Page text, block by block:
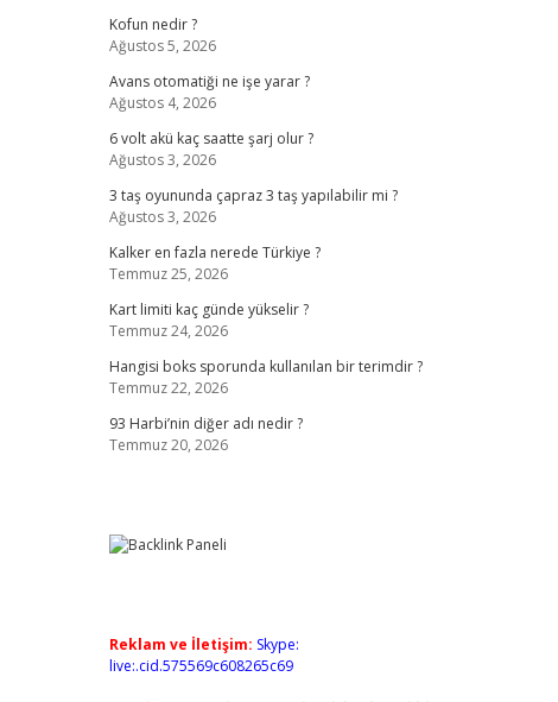
Kofun nedir ?
Ağustos 5, 2026
Avans otomatiği ne işe yarar ?
Ağustos 4, 2026
6 volt akü kaç saatte şarj olur ?
Ağustos 3, 2026
3 taş oyununda çapraz 3 taş yapılabilir mi ?
Ağustos 3, 2026
Kalker en fazla nerede Türkiye ?
Temmuz 25, 2026
Kart limiti kaç günde yükselir ?
Temmuz 24, 2026
Hangisi boks sporunda kullanılan bir terimdir ?
Temmuz 22, 2026
93 Harbi’nin diğer adı nedir ?
Temmuz 20, 2026
Reklam ve İletişim: Skype:
live:.cid.575569c608265c69